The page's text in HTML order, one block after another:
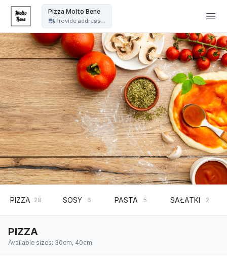
Pizza Molto Bene
Provide address...
PIZZA 28 SOSY 6 PASTA 5 SAŁATKI 2
PIZZA
Available sizes: 30cm, 40cm.